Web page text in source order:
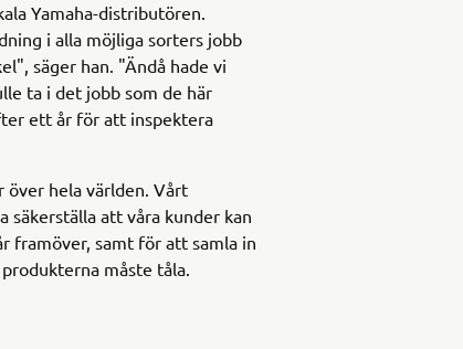
Yamaha-distributören.
i alla möjliga sorters jobb
säger han. "Ändå hade vi
ta i det jobb som de här
ett år för att inspektera
över hela världen. Vårt
säkerställa att våra kunder kan
framöver, samt för att samla in
måste tåla.